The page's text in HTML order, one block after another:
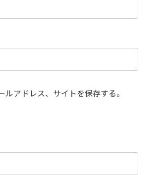
アドレス、サイトを保存する。